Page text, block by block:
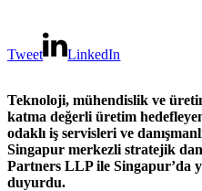
Tweet LinkedIn
Teknoloji, mühendislik ve
katma değerli üretim
odaklı iş servisleri ve
Singapur merkezli stratejik
Partners LLP ile Singapur’da
duyurdu.